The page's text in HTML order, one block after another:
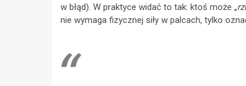
w błąd). W praktyce widać to tak: ktoś może „
nie wymaga fizycznej siły w palcach, tylko